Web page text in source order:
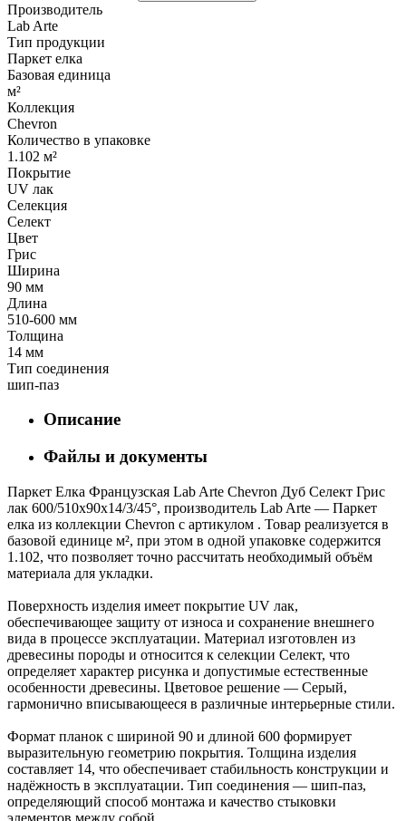
Производитель
Lab Arte
Тип продукции
Паркет елка
Базовая единица
м²
Коллекция
Chevron
Количество в упаковке
1.102 м²
Покрытие
UV лак
Селекция
Селект
Цвет
Грис
Ширина
90 мм
Длина
510-600 мм
Толщина
14 мм
Тип соединения
шип-паз
Описание
Файлы и документы
Паркет Елка Французская Lab Arte Chevron Дуб Селект Грис
лак 600/510х90х14/3/45°, производитель Lab Arte — Паркет
елка из коллекции Chevron с артикулом . Товар реализуется в
базовой единице м², при этом в одной упаковке содержится
1.102, что позволяет точно рассчитать необходимый объём
материала для укладки.
Поверхность изделия имеет покрытие UV лак,
обеспечивающее защиту от износа и сохранение внешнего
вида в процессе эксплуатации. Материал изготовлен из
древесины породы и относится к селекции Селект, что
определяет характер рисунка и допустимые естественные
особенности древесины. Цветовое решение — Серый,
гармонично вписывающееся в различные интерьерные стили.
Формат планок с шириной 90 и длиной 600 формирует
выразительную геометрию покрытия. Толщина изделия
составляет 14, что обеспечивает стабильность конструкции и
надёжность в эксплуатации. Тип соединения — шип-паз,
определяющий способ монтажа и качество стыковки
элементов между собой.